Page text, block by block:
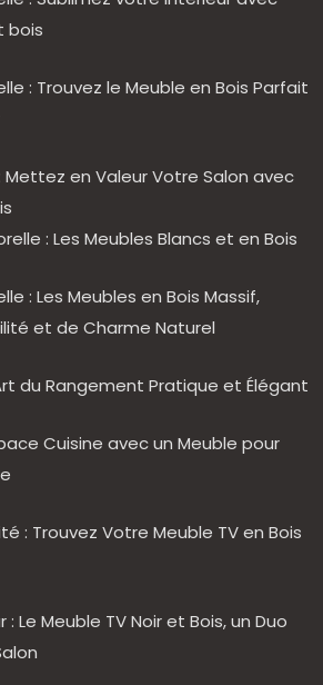
bois
: Trouvez le Meuble en Bois Parfait
Mettez en Valeur Votre Salon avec
: Les Meubles Blancs et en Bois
: Les Meubles en Bois Massif,
et de Charme Naturel
du Rangement Pratique et Élégant
Cuisine avec un Meuble pour
: Trouvez Votre Meuble TV en Bois
Le Meuble TV Noir et Bois, un Duo